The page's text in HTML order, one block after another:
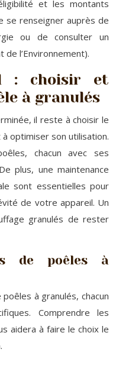
et les montants
se renseigner auprès de
ou de consulter un
de l’Environnement).
: choisir et
à granulés
il reste à choisir le
optimiser son utilisation.
chacun avec ses
plus, une maintenance
sont essentielles pour
de votre appareil. Un
granulés de rester
de poêles à
à granulés, chacun
Comprendre les
aidera à faire le choix le